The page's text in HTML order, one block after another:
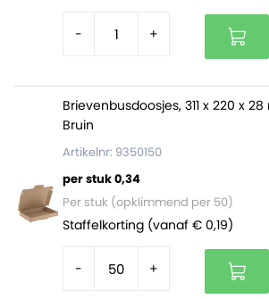
- +
Brievenbusdoosjes, 311 x 220 x
Bruin
Artikelnr: 9350150
per stuk 0,34
Per stuk (opklimmend per 50)
Staffelkorting (vanaf € 0,19)
- +